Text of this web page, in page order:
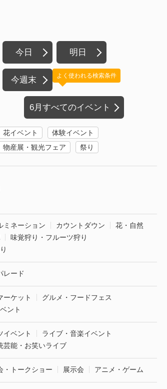
今日 明日
今週末
6月すべてのイベント
よく使われる検索条件
花イベント
体験イベント
物産展・観光フェア
祭り
ミネーション カウントダウン
花・自然
味覚狩り・フルーツ狩り
レード
ーケット
グルメ・フードフェス
ント
イベント
ライブ・音楽イベント
芸能・お笑いライブ
・トークショー 展示会 アニメ・ゲーム